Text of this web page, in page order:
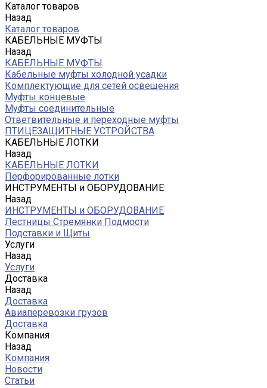
Каталог товаров
Назад
Каталог товаров
КАБЕЛЬНЫЕ МУФТЫ
Назад
КАБЕЛЬНЫЕ МУФТЫ
Кабельные муфты холодной усадки
Комплектующие для сетей освещения
Муфты концевые
Муфты соединительные
Ответвительные и переходные муфты
ПТИЦЕЗАЩИТНЫЕ УСТРОЙСТВА
КАБЕЛЬНЫЕ ЛОТКИ
Назад
КАБЕЛЬНЫЕ ЛОТКИ
Перфорированные лотки
ИНСТРУМЕНТЫ и ОБОРУДОВАНИЕ
Назад
ИНСТРУМЕНТЫ и ОБОРУДОВАНИЕ
Лестницы Стремянки Подмости
Подставки и Щиты
Услуги
Назад
Услуги
Доставка
Назад
Доставка
Авиаперевозки грузов
Доставка
Компания
Назад
Компания
Новости
Статьи